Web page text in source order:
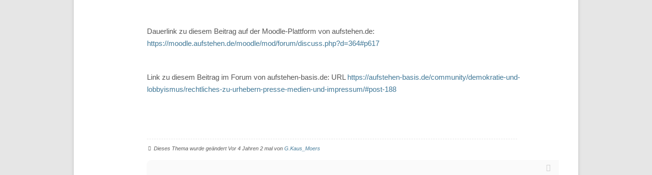
Dauerlink zu diesem Beitrag auf der Moodle-Plattform von aufstehen.de:
https://moodle.aufstehen.de/moodle/mod/forum/discuss.php?d=364#p617
Link zu diesem Beitrag im Forum von aufstehen-basis.de: URL https://aufstehen-basis.de/community/demokratie-und-
lobbyismus/rechtliches-zu-urhebern-presse-medien-und-impressum/#post-188
Dieses Thema wurde geändert Vor 4 Jahren 2 mal von G.Kaus_Moers